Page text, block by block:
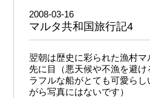
2008-03-16
マルタ共和国旅行記4
翌朝は歴史に彩られた漁村
先に目（悪天候や不漁を避
ラフルな船がとても可愛ら
がら写真にはないです）